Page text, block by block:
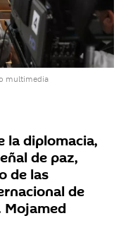
multimedia
la diplomacia,
de paz,
de las
de
Mojamed